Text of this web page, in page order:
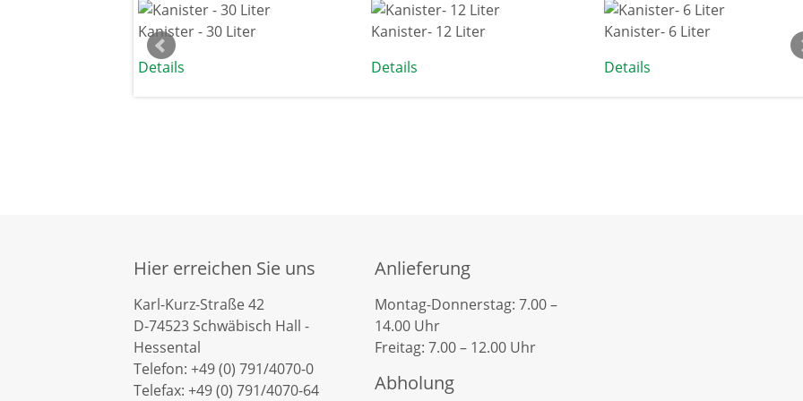
Kanister - 30 Liter
Details
Kanister- 12 Liter
Details
Kanister- 6 Liter
Details
Hier erreichen Sie uns
Karl-Kurz-Straße 42
D-74523 Schwäbisch Hall -
Hessental
Telefon: +49 (0) 791/4070-0
Telefax: +49 (0) 791/4070-64
Anlieferung
Montag-Donnerstag: 7.00 –
14.00 Uhr
Freitag: 7.00 – 12.00 Uhr
Abholung